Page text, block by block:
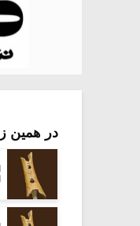
در همین